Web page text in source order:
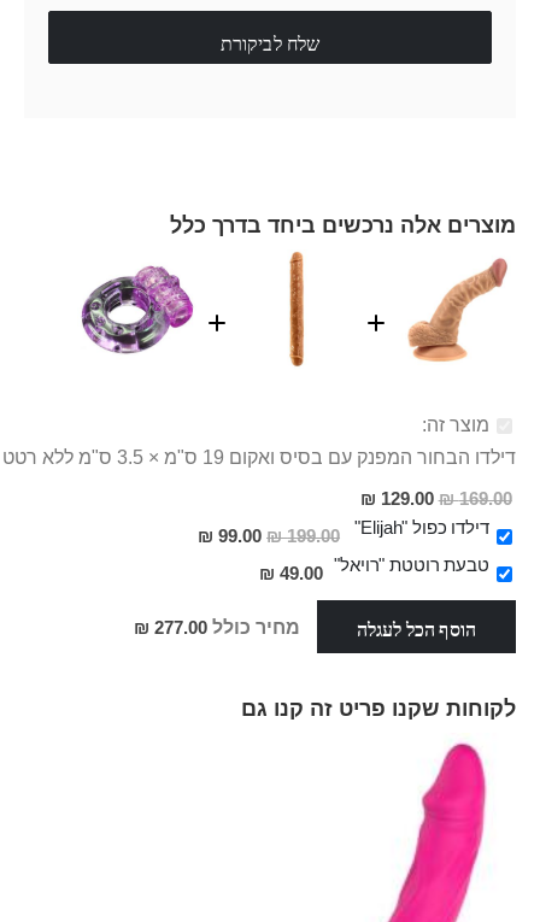
שלח לביקורת
מוצרים אלה נרכשים ביחד בדרך כלל
מוצר זה:
דילדו הבחור המפנק עם בסיס ואקום 19 ס"מ × 3.5 ס"מ ללא רטט
169.00 ₪
מחיר
מבצע
129.00 ₪
דילדו כפול "Elijah"
199.00 ₪
מחיר
מבצע
99.00 ₪
טבעת רוטטת "רויאל" 49.00 ₪
הוסף הכל לעגלה מחיר כולל 277.00 ₪
לקוחות שקנו פריט זה קנו גם
carousel